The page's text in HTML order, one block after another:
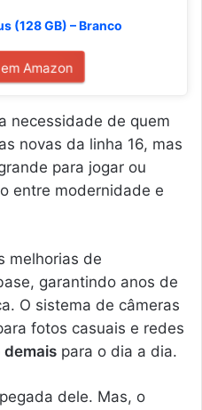
(128 GB) – Branco
Amazon
necessidade de quem
novas da linha 16, mas
para jogar ou
entre modernidade e
melhorias de
garantindo anos de
O sistema de câmeras
fotos casuais e redes
demais para o dia a dia.
dele. Mas, o